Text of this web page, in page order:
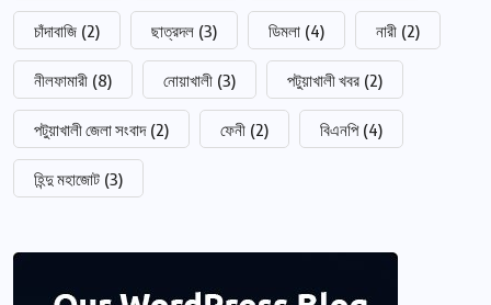
চাঁদাবাজি (2) ছাত্রদল (3) ডিমলা (4) নারী (2)
নীলফামারী (8) নোয়াখালী (3) পটুয়াখালী খবর (2)
পটুয়াখালী জেলা সংবাদ (2) ফেনী (2) বিএনপি (4)
হিন্দু মহাজোট (3)